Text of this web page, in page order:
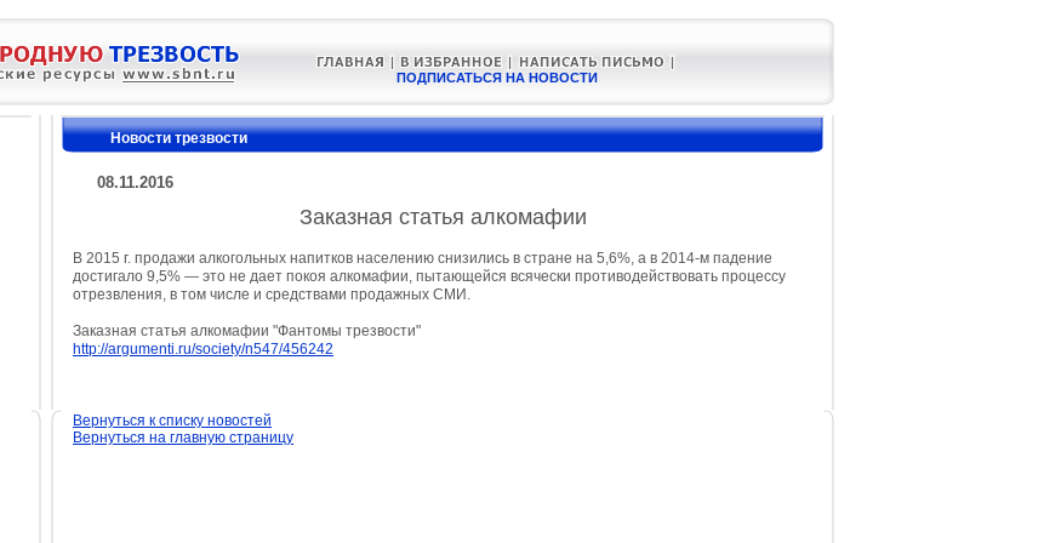
ПОДПИСАТЬСЯ НА НОВОСТИ
Новости трезвости
08.11.2016
Заказная статья алкомафии
В 2015 г. продажи алкогольных напитков населению снизились в стране на 5,6%, а в 2014-м падение
достигало 9,5% — это не дает покоя алкомафии, пытающейся всячески противодействовать процессу
отрезвления, в том числе и средствами продажных СМИ.
Заказная статья алкомафии "Фантомы трезвости"
http://argumenti.ru/society/n547/456242
Вернуться к списку новостей
Вернуться на главную страницу